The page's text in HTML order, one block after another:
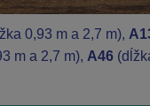
0,93 m a 2,7 m),
m a 2,7 m), A46